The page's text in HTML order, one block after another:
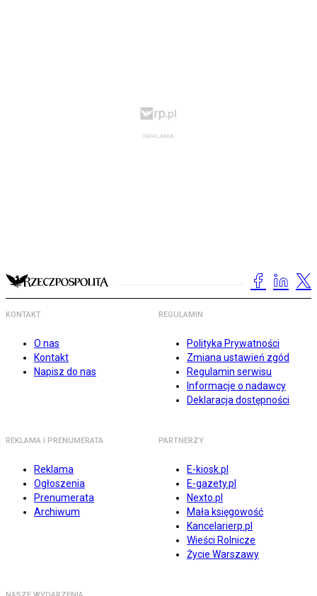
KONTAKT
O nas
Kontakt
Napisz do nas
REGULAMIN
Polityka Prywatności
Zmiana ustawień zgód
Regulamin serwisu
Informacje o nadawcy
Deklaracja dostępności
REKLAMA I PRENUMERATA
Reklama
Ogłoszenia
Prenumerata
Archiwum
PARTNERZY
E-kiosk.pl
E-gazety.pl
Nexto.pl
Mała księgowość
Kancelarierp.pl
Wieści Rolnicze
Życie Warszawy